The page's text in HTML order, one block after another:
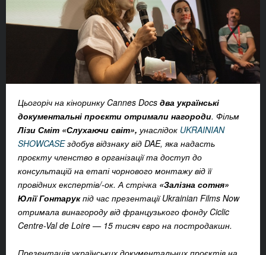
Цьогоріч на кіноринку Cannes Docs два українські
документальні проєкти отримали нагороди. Фільм
Лізи Сміт «Слухаючи світ», унаслідок UKRAINIAN
SHOWCASEздобув відзнаку від DAE, яка надасть
проєкту членство в організації та доступ до
консультацій на етапі чорнового монтажу від її
провідних експертів/-ок. А стрічка «Залізна сотня»
Юлії Гонтарукпід час презентації Ukrainian Films Now
отримала винагороду від французького фонду Ciclic
Centre-Val de Loire — 15 тисяч євро на постродакшн.